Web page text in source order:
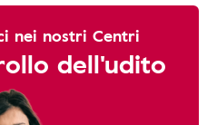
nei nostri Centri
dell'udito